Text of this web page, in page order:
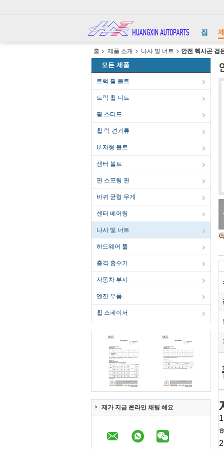
집
홈 제품 소개 나사 및 너트 안전 헥사곤 검
모든 제품
트럭 휠 볼트
트럭 휠 너트
휠 스터드
휠 럭 견과류
U 자형 볼트
센터 볼트
판 스프링 핀
바퀴 균형 무게
센터 베어링
나사 및 너트
하드웨어 툴
충격 흡수기
자동차 부시
엔진 부품
휠 스페이서
제가 지금 온라인 채팅 해요